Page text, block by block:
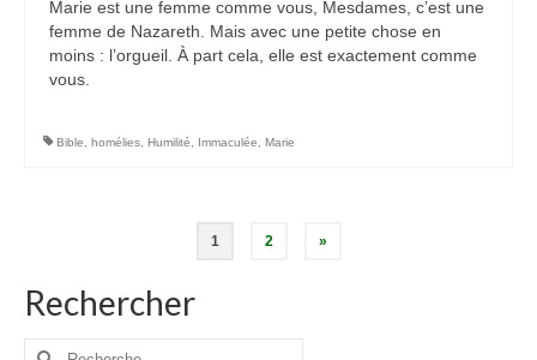
Marie est une femme comme vous, Mesdames, c’est une
femme de Nazareth. Mais avec une petite chose en
moins : l’orgueil. À part cela, elle est exactement comme
vous.
Bible homélies Humilité Immaculée Marie
Pagination
des
publications
1 2 »
Rechercher
Rechercher